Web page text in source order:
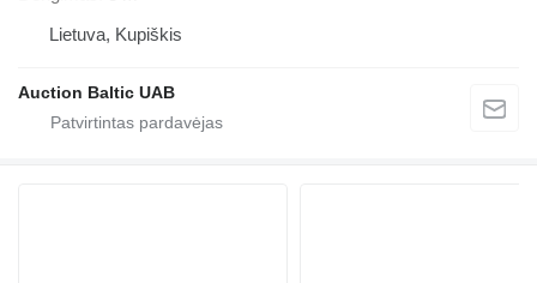
Lietuva, Kupiškis
Auction Baltic UAB